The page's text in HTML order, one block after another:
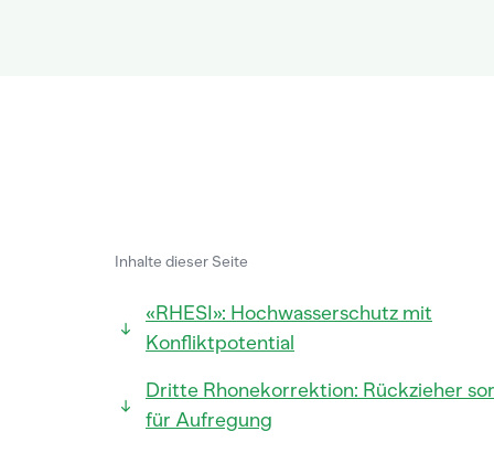
Inhalte dieser Seite
«RHESI»: Hochwasserschutz mit
Konfliktpotential
Dritte Rhonekorrektion: Rückzieher
für Aufregung